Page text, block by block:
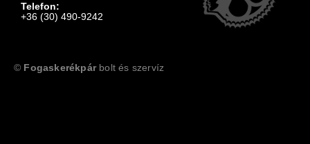
Telefon:
+36 (30) 490-9242
© Fogaskerékpárbolt és szervíz